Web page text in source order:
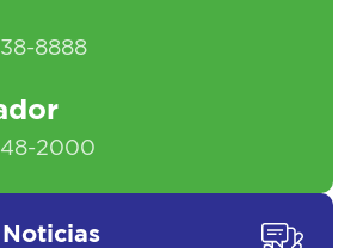
8888
2000
Noticias